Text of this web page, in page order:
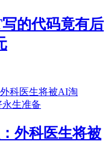
的代码竟有后
外科医生将被